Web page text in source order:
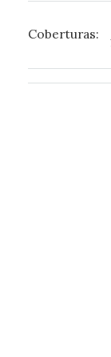
Coberturas: